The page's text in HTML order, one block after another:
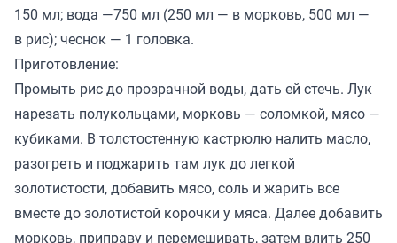
150 мл; вода —750 мл (250 мл — в морковь, 500 мл —
в рис); чеснок — 1 головка.
Приготовление:
Промыть рис до прозрачной воды, дать ей стечь. Лук
нарезать полукольцами, морковь — соломкой, мясо —
кубиками. В толстостенную кастрюлю налить масло,
разогреть и поджарить там лук до легкой
золотистости, добавить мясо, соль и жарить все
вместе до золотистой корочки у мяса. Далее добавить
морковь, приправу и перемешивать, затем влить 250